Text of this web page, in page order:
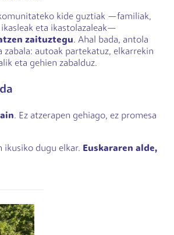
kide guztiak —familiak,
eta ikastolazaleak—
zaituztegu. Ahal bada, antola
zabala: autoak partekatuz, elkarrekin
eta gehien zabalduz.
. Ez atzerapen gehiago, ez promesa
ikusiko dugu elkar. Euskararen alde,